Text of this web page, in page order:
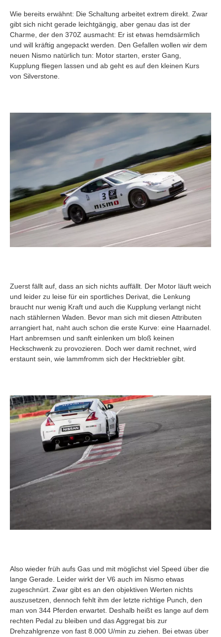
Wie bereits erwähnt: Die Schaltung arbeitet extrem direkt. Zwar
gibt sich nicht gerade leichtgängig, aber genau das ist der
Charme, der den 370Z ausmacht: Er ist etwas hemdsärmlich
und will kräftig angepackt werden. Den Gefallen wollen wir dem
neuen Nismo natürlich tun: Motor starten, erster Gang,
Kupplung fliegen lassen und ab geht es auf den kleinen Kurs
von Silverstone.
Zuerst fällt auf, dass an sich nichts auffällt. Der Motor läuft weich
und leider zu leise für ein sportliches Derivat, die Lenkung
braucht nur wenig Kraft und auch die Kupplung verlangt nicht
nach stählernen Waden. Bevor man sich mit diesen Attributen
arrangiert hat, naht auch schon die erste Kurve: eine Haarnadel.
Hart anbremsen und sanft einlenken um bloß keinen
Heckschwenk zu provozieren. Doch wer damit rechnet, wird
erstaunt sein, wie lammfromm sich der Hecktriebler gibt.
Also wieder früh aufs Gas und mit möglichst viel Speed über die
lange Gerade. Leider wirkt der V6 auch im Nismo etwas
zugeschnürt. Zwar gibt es an den objektiven Werten nichts
auszusetzen, dennoch fehlt ihm der letzte richtige Punch, den
man von 344 Pferden erwartet. Deshalb heißt es lange auf dem
rechten Pedal zu bleiben und das Aggregat bis zur
Drehzahlgrenze von fast 8.000 U/min zu ziehen. Bei etwas über